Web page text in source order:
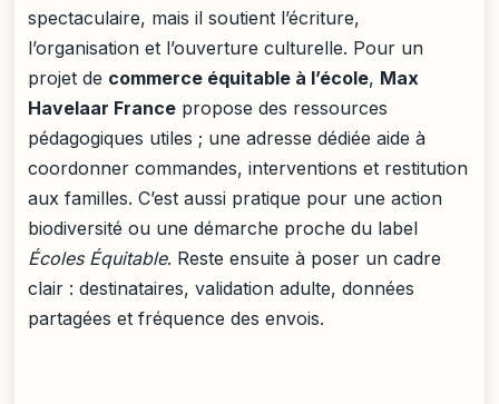
spectaculaire, mais il soutient l’écriture,
l’organisation et l’ouverture culturelle. Pour un
projet de commerce équitable à l’école, Max
Havelaar France propose des ressources
pédagogiques utiles ; une adresse dédiée aide à
coordonner commandes, interventions et restitution
aux familles. C’est aussi pratique pour une action
biodiversité ou une démarche proche du label
Écoles Équitable. Reste ensuite à poser un cadre
clair : destinataires, validation adulte, données
partagées et fréquence des envois.